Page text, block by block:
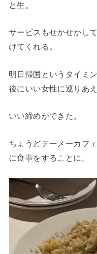
と生。
サービスもせかせかし
けてくれる。
明日帰国というタイミ
後にいい女性に巡りあ
いい締めができた。
ちょうどテーメーカフ
に食事をすることに。